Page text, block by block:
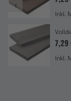
Inkl.
7,29
Inkl.